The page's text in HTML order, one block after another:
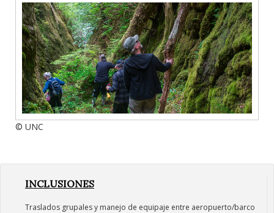
© UNC
INCLUSIONES
Traslados grupales y manejo de equipaje entre aeropuerto/barco